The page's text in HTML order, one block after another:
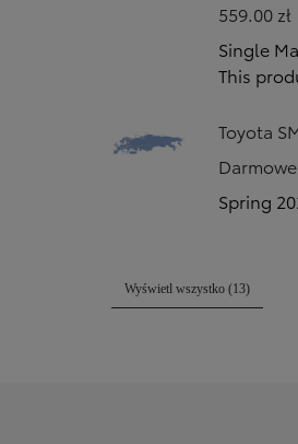
559.00 zł
Single
This
Toyota
Darmowe
Spring
Wyświetl wszystko (13)